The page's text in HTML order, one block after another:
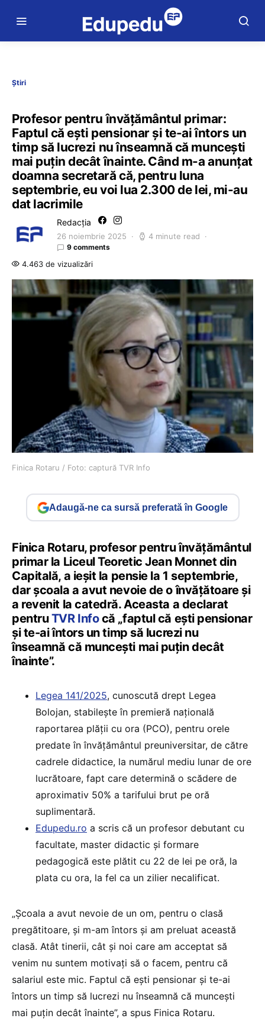
Știri
Profesor pentru învățământul primar:
Faptul că eşti pensionar şi te-ai întors un
timp să lucrezi nu înseamnă că munceşti
mai puţin decât înainte. Când m-a anunţat
doamna secretară că, pentru luna
septembrie, eu voi lua 2.300 de lei, mi-au
dat lacrimile
Redacția
26 noiembrie 2025 4 minute read
9 comments
4.463 de vizualizări
Finica Rotaru / Foto: captură TVR Info
Adaugă-ne ca sursă preferată în Google
Finica Rotaru, profesor pentru învăţământul
primar la Liceul Teoretic Jean Monnet din
Capitală, a ieșit la pensie la 1 septembrie,
dar școala a avut nevoie de o învățătoare și
a revenit la catedră. Aceasta a declarat
pentruTVR Infocă „faptul că eşti pensionar
şi te-ai întors un timp să lucrezi nu
înseamnă că munceşti mai puţin decât
înainte”.
Legea 141/2025, cunoscută drept Legea
Bolojan, stabilește în premieră națională
raportarea plății cu ora (PCO), pentru orele
predate în învățământul preuniversitar, de către
cadrele didactice, la numărul mediu lunar de ore
lucrătoare, fapt care determină o scădere de
aproximativ 50% a tarifului brut pe oră
suplimentară.
Edupedu.ro a scris că un profesor debutant cu
facultate, master didactic și formare
pedagogică este plătit cu 22 de lei pe oră, la
plata cu ora, la fel ca un zilier necalificat.
„Şcoala a avut nevoie de un om, pentru o clasă
pregătitoare, şi m-am întors şi am preluat această
clasă. Atât tinerii, cât şi noi care am acceptat să
venim nu suntem motivaţi să o facem, pentru că
salariul este mic. Faptul că eşti pensionar şi te-ai
întors un timp să lucrezi nu înseamnă că munceşti
mai puţin decât înainte”, a spus Finica Rotaru.